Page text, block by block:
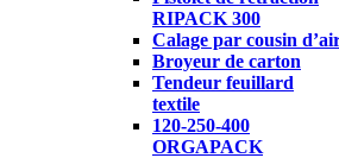
RIPACK 300
Calage par cousin
Broyeur de carton
Tendeur feuillard
textile
120-250-400
ORGAPACK